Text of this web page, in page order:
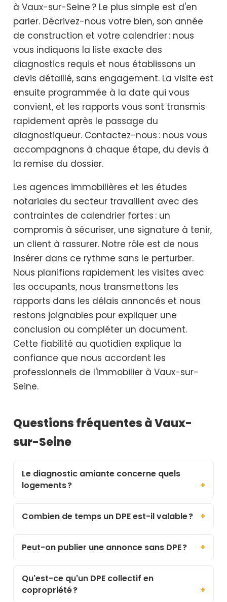
à Vaux-sur-Seine ? Le plus simple est d'en
parler. Décrivez-nous votre bien, son année
de construction et votre calendrier : nous
vous indiquons la liste exacte des
diagnostics requis et nous établissons un
devis détaillé, sans engagement. La visite est
ensuite programmée à la date qui vous
convient, et les rapports vous sont transmis
rapidement après le passage du
diagnostiqueur. Contactez-nous : nous vous
accompagnons à chaque étape, du devis à
la remise du dossier.
Les agences immobilières et les études
notariales du secteur travaillent avec des
contraintes de calendrier fortes : un
compromis à sécuriser, une signature à tenir,
un client à rassurer. Notre rôle est de nous
insérer dans ce rythme sans le perturber.
Nous planifions rapidement les visites avec
les occupants, nous transmettons les
rapports dans les délais annoncés et nous
restons joignables pour expliquer une
conclusion ou compléter un document.
Cette fiabilité au quotidien explique la
confiance que nous accordent les
professionnels de l'immobilier à Vaux-sur-
Seine.
Questions fréquentes à Vaux-
sur-Seine
Le diagnostic amiante concerne quels
logements ?
Combien de temps un DPE est-il valable ?
Peut-on publier une annonce sans DPE ?
Qu'est-ce qu'un DPE collectif en
copropriété ?